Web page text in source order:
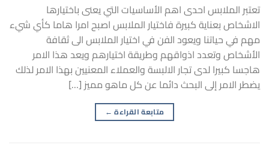
تعتبر الملابس احدى اهم الأساسيات التي يعنى باختيارها
الاشخاص بعناية كبيرة فاختيار الملابس اصبح امرا هاما كأي شيء
مهم في حياتنا ويعود الفن في اختيار الملابس الى ثقافة
الأشخاص وتعدد اذواقهم وطريقة اختيارهم ويعد هذا الامر
هاجسا كبيرا لدى تجار الالبسة والعملاء المعنيين بهذا الامر لذلك
يضطر الامر إلى البحث دائما عن كل ماهو مميز […]
متابعة القراءة ←